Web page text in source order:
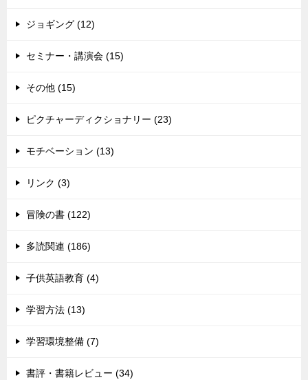
ジョギング (12)
セミナー・講演会 (15)
その他 (15)
ピクチャーディクショナリー (23)
モチベーション (13)
リンク (3)
冒険の書 (122)
多読関連 (186)
子供英語教育 (4)
学習方法 (13)
学習環境整備 (7)
書評・書籍レビュー (34)